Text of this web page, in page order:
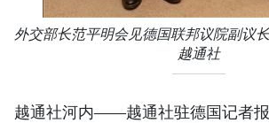
外交部长范平明会见德国联邦议院副议
越通社
越通社河内——越通社驻德国记者